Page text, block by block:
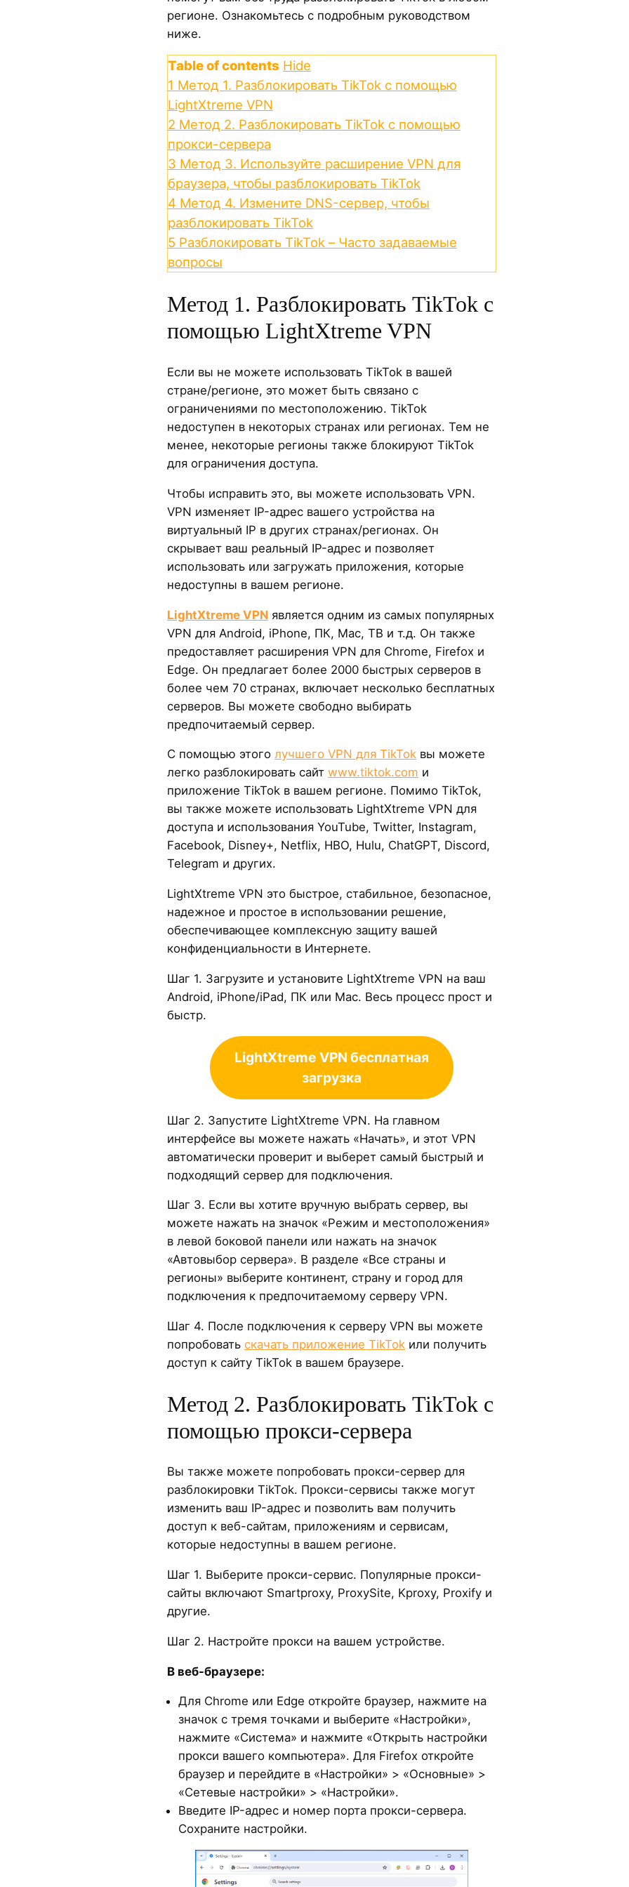
регионе. Ознакомьтесь с подробным руководством
ниже.
Table of contents Hide
1 Метод 1. Разблокировать TikTok с помощью
LightXtreme VPN
2 Метод 2. Разблокировать TikTok с помощью
прокси-сервера
3 Метод 3. Используйте расширение VPN для
браузера, чтобы разблокировать TikTok
4 Метод 4. Измените DNS-сервер, чтобы
разблокировать TikTok
5 Разблокировать TikTok – Часто задаваемые
вопросы
Метод 1. Разблокировать TikTok с
помощью LightXtreme VPN
Если вы не можете использовать TikTok в вашей
стране/регионе, это может быть связано с
ограничениями по местоположению. TikTok
недоступен в некоторых странах или регионах. Тем не
менее, некоторые регионы также блокируют TikTok
для ограничения доступа.
Чтобы исправить это, вы можете использовать VPN.
VPN изменяет IP-адрес вашего устройства на
виртуальный IP в других странах/регионах. Он
скрывает ваш реальный IP-адрес и позволяет
использовать или загружать приложения, которые
недоступны в вашем регионе.
LightXtreme VPN является одним из самых популярных
VPN для Android, iPhone, ПК, Mac, ТВ и т.д. Он также
предоставляет расширения VPN для Chrome, Firefox и
Edge. Он предлагает более 2000 быстрых серверов в
более чем 70 странах, включает несколько бесплатных
серверов. Вы можете свободно выбирать
предпочитаемый сервер.
С помощью этого лучшего VPN для TikTok вы можете
легко разблокировать сайт www.tiktok.com и
приложение TikTok в вашем регионе. Помимо TikTok,
вы также можете использовать LightXtreme VPN для
доступа и использования YouTube, Twitter, Instagram,
Facebook, Disney+, Netflix, HBO, Hulu, ChatGPT, Discord,
Telegram и других.
LightXtreme VPN это быстрое, стабильное, безопасное,
надежное и простое в использовании решение,
обеспечивающее комплексную защиту вашей
конфиденциальности в Интернете.
Шаг 1. Загрузите и установите LightXtreme VPN на ваш
Android, iPhone/iPad, ПК или Mac. Весь процесс прост и
быстр.
LightXtreme VPN бесплатная
загрузка
Шаг 2. Запустите LightXtreme VPN. На главном
интерфейсе вы можете нажать «Начать», и этот VPN
автоматически проверит и выберет самый быстрый и
подходящий сервер для подключения.
Шаг 3. Если вы хотите вручную выбрать сервер, вы
можете нажать на значок «Режим и местоположения»
в левой боковой панели или нажать на значок
«Автовыбор сервера». В разделе «Все страны и
регионы» выберите континент, страну и город для
подключения к предпочитаемому серверу VPN.
Шаг 4. После подключения к серверу VPN вы можете
попробовать скачать приложение TikTok или получить
доступ к сайту TikTok в вашем браузере.
Метод 2. Разблокировать TikTok с
помощью прокси-сервера
Вы также можете попробовать прокси-сервер для
разблокировки TikTok. Прокси-сервисы также могут
изменить ваш IP-адрес и позволить вам получить
доступ к веб-сайтам, приложениям и сервисам,
которые недоступны в вашем регионе.
Шаг 1. Выберите прокси-сервис. Популярные прокси-
сайты включают Smartproxy, ProxySite, Kproxy, Proxify и
другие.
Шаг 2. Настройте прокси на вашем устройстве.
В веб-браузере:
Для Chrome или Edge откройте браузер, нажмите на
значок с тремя точками и выберите «Настройки»,
нажмите «Система» и нажмите «Открыть настройки
прокси вашего компьютера». Для Firefox откройте
браузер и перейдите в «Настройки» > «Основные» >
«Сетевые настройки» > «Настройки».
Введите IP-адрес и номер порта прокси-сервера.
Сохраните настройки.